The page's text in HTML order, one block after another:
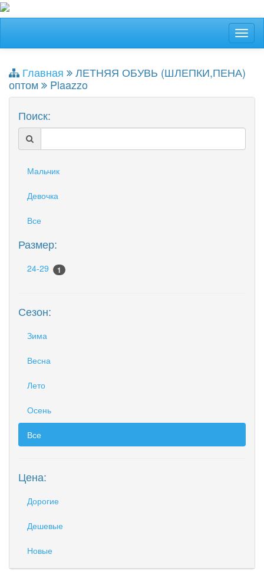
Главная
ЛЕТНЯЯ ОБУВЬ (ШЛЕПКИ,ПЕНА)
оптом
Plaazzo
Поиск:
Мальчик
Девочка
Все
Размер:
24-29 1
Сезон:
Зима
Весна
Лето
Осень
Все
Цена:
Дорогие
Дешевые
Новые